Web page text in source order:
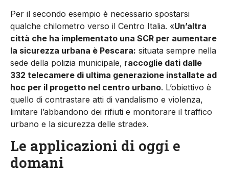
Per il secondo esempio è necessario spostarsi
qualche chilometro verso il Centro Italia. «Un’altra
città che ha implementato una SCR per aumentare
la sicurezza urbana è Pescara: situata sempre nella
sede della polizia municipale, raccoglie dati dalle
332 telecamere di ultima generazione installate ad
hoc per il progetto nel centro urbano. L’obiettivo è
quello di contrastare atti di vandalismo e violenza,
limitare l’abbandono dei rifiuti e monitorare il traffico
urbano e la sicurezza delle strade».
Le applicazioni di oggi e
domani